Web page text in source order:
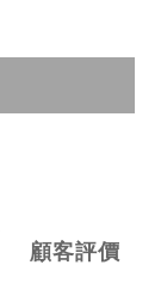
顧客評價